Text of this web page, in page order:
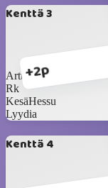
Kenttä 3
+2p
Arttu
Rk
KesäHessu
Lyydia
Kenttä 4